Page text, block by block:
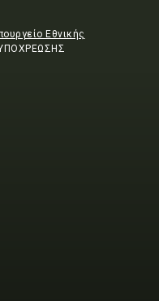
Εθνικής